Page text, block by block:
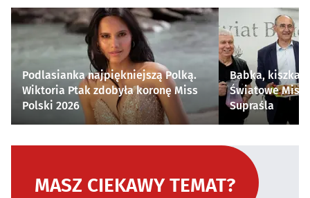
Podlasianka najpiękniejszą Polką.
Wiktoria Ptak zdobyła koronę Miss
Polski 2026
Babka, kiszka i
Światowe
Supraśla
MASZ CIEKAWY TEMAT?